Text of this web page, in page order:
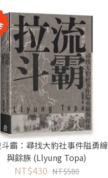
霸：尋找大豹社事件隘勇線
與餘族 (Llyung Topa)
NT$430 NT$580